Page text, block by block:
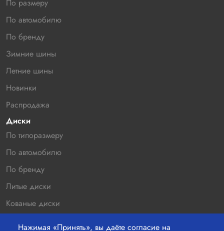
Нажимая «Принять», вы даёте согласие на
По размеру
По автомобилю
По бренду
Зимние шины
Летние шины
Новинки
Распродажа
Диски
По типоразмеру
По автомобилю
По бренду
Литые диски
Кованые диски